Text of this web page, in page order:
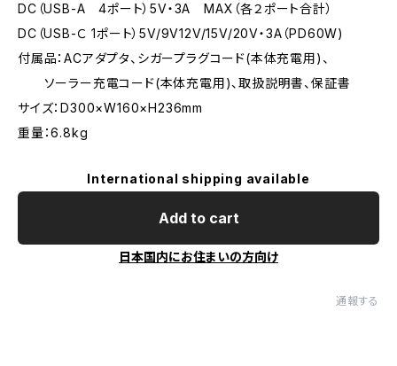
DC（USB-A 4ポート）5V・3A MAX（各２ポート合計）
DC（USB-Ｃ 1ポート）5V/9V12V/15V/20V・3A（PD60W)
付属品：ACアダプタ、シガープラグコード(本体充電用)、
ソーラー充電コード(本体充電用)、取扱説明書、保証書
サイズ：D300×W160×H236mm
重量：6.8kg
International shipping available
Add to cart
日本国内にお住まいの方向け
通報する